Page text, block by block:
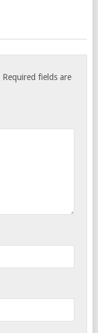
Required fields are